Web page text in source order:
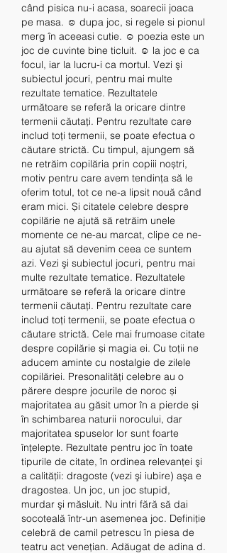
când pisica nu-i acasa, soarecii joaca
pe masa. ☺ dupa joc, si regele si pionul
merg în aceeasi cutie. ☺ poezia este un
joc de cuvinte bine ticluit. ☺ la joc e ca
focul, iar la lucru-i ca mortul. Vezi şi
subiectul jocuri, pentru mai multe
rezultate tematice. Rezultatele
următoare se referă la oricare dintre
termenii căutaţi. Pentru rezultate care
includ toţi termenii, se poate efectua o
căutare strictă. Cu timpul, ajungem să
ne retrăim copilăria prin copiii noștri,
motiv pentru care avem tendința să le
oferim totul, tot ce ne-a lipsit nouă când
eram mici. Și citatele celebre despre
copilărie ne ajută să retrăim unele
momente ce ne-au marcat, clipe ce ne-
au ajutat să devenim ceea ce suntem
azi. Vezi şi subiectul jocuri, pentru mai
multe rezultate tematice. Rezultatele
următoare se referă la oricare dintre
termenii căutaţi. Pentru rezultate care
includ toţi termenii, se poate efectua o
căutare strictă. Cele mai frumoase citate
despre copilărie și magia ei. Cu toții ne
aducem aminte cu nostalgie de zilele
copilăriei. Presonalități celebre au o
părere despre jocurile de noroc și
majoritatea au găsit umor în a pierde și
în schimbarea naturii norocului, dar
majoritatea spuselor lor sunt foarte
înțelepte. Rezultate pentru joc în toate
tipurile de citate, în ordinea relevanţei şi
a calităţii: dragoste (vezi şi iubire) aşa e
dragostea. Un joc, un joc stupid,
murdar şi măsluit. Nu intri fără să dai
socoteală într-un asemenea joc. Definiţie
celebră de camil petrescu în piesa de